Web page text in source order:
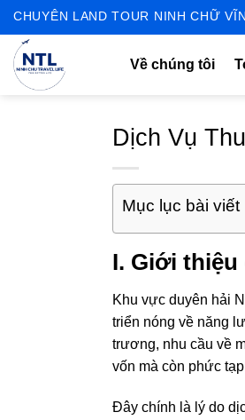
Skip
to
content
CHUYÊN LAND TOUR NINH CHỮ
Về chúng tôi
Dịch Vụ
Mục lục bài viết
I. Giới thiệu
Khu vực duyên hải
triển nóng về năng
trương, nhu cầu về
vốn mà còn phức
Đây chính là lý do